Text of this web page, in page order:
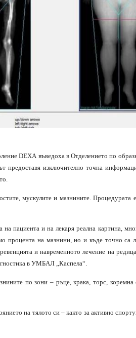
DEXА въведоха в Отделението по
предоставя изключително точна
мускулите и мазнините. Процедурата е
на пациента и на лекаря реална картина,
процента на мазнини, но и къде точно са
и навременното лечение на
в УМБАЛ Каспела“
по зони – ръце, крака, торс, коремна
на тялото си – както за активно